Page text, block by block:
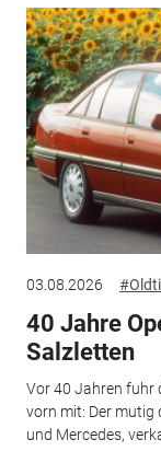
03.08.2026
40 Jahre
Salzletten
Vor 40 Jahren fuhr
vorn mit: Der mutig
und Mercedes,